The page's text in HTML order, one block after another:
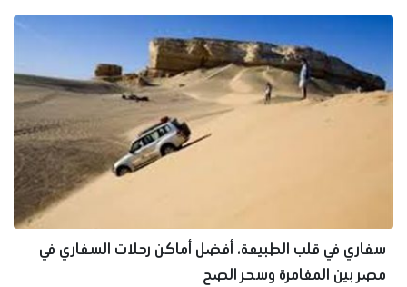
سفاري في قلب الطبيعة، أفضل أماكن رحلات السفاري في
مصر بين المغامرة وسحر الصح